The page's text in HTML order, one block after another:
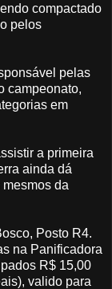
compactado
pelos
pelas
campeonato,
em
a primeira
ainda dá
da
Posto R4.
na Panificadora
R$ 15,00
valido para